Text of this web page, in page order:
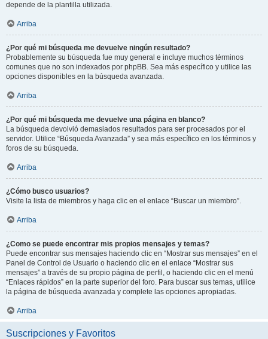
depende de la plantilla utilizada.
Arriba
¿Por qué mi búsqueda me devuelve ningún resultado?
Probablemente su búsqueda fue muy general e incluye muchos términos
comunes que no son indexados por phpBB. Sea más específico y utilice las
opciones disponibles en la búsqueda avanzada.
Arriba
¿Por qué mi búsqueda me devuelve una página en blanco?
La búsqueda devolvió demasiados resultados para ser procesados por el
servidor. Utilice “Búsqueda Avanzada” y sea más específico en los términos y
foros de su búsqueda.
Arriba
¿Cómo busco usuarios?
Visite la lista de miembros y haga clic en el enlace “Buscar un miembro”.
Arriba
¿Como se puede encontrar mis propios mensajes y temas?
Puede encontrar sus mensajes haciendo clic en “Mostrar sus mensajes” en el
Panel de Control de Usuario o haciendo clic en el enlace “Mostrar sus
mensajes” a través de su propio página de perfil, o haciendo clic en el menú
“Enlaces rápidos” en la parte superior del foro. Para buscar sus temas, utilice
la página de búsqueda avanzada y complete las opciones apropiadas.
Arriba
Suscripciones y Favoritos